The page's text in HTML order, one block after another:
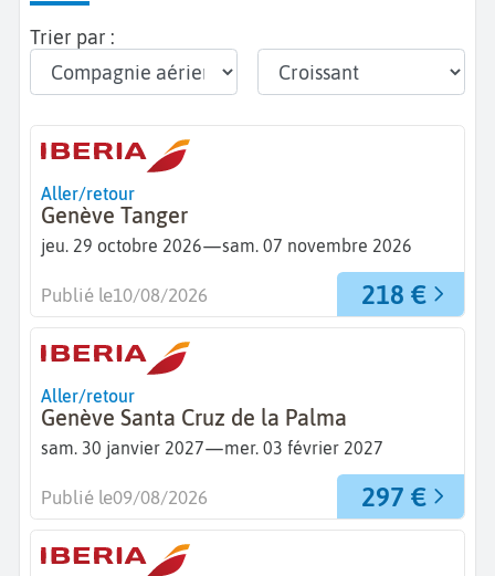
Trier par :
Aller/retour
Genève Tanger
jeu. 29 octobre 2026—sam. 07 novembre 2026
218 €
Publié le10/08/2026
Aller/retour
Genève Santa Cruz de la Palma
sam. 30 janvier 2027—mer. 03 février 2027
297 €
Publié le09/08/2026